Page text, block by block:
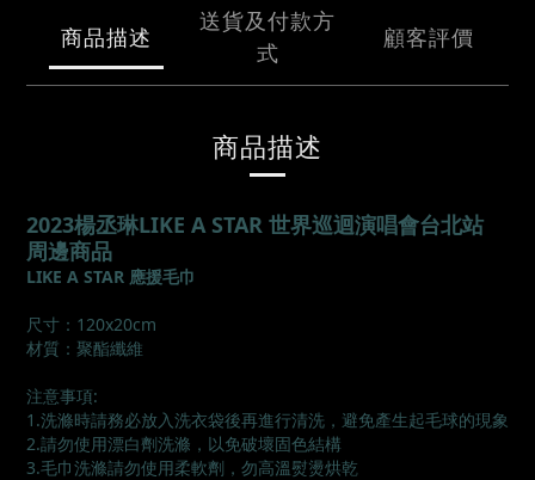
商品描述
送貨及付款方
式
顧客評價
商品描述
2023楊丞琳LIKE A STAR 世界巡迴演唱會台北站
周邊商品
LIKE A STAR 應援毛巾
尺寸：120x20cm
材質：聚酯纖維
注意事項:
1.洗滌時請務必放入洗衣袋後再進行清洗，避免產生起毛球的現象
2.請勿使用漂白劑洗滌，以免破壞固色結構
3.毛巾洗滌請勿使用柔軟劑，勿高溫熨燙烘乾